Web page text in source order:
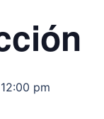
12:00 pm